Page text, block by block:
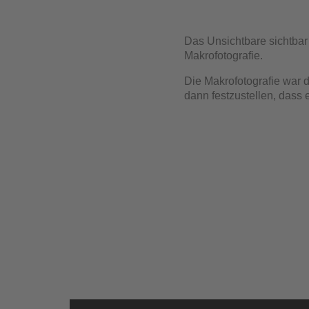
Das Unsichtbare
Makrofotografie.
Die Makrofotografie war
dann festzustellen, dass